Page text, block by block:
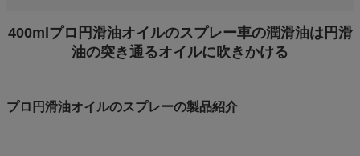
400mlプロ円滑油オイルのスプレー車の潤滑油は円滑
油の突き通るオイルに吹きかける
プロ円滑油オイルのスプレーの製品紹介